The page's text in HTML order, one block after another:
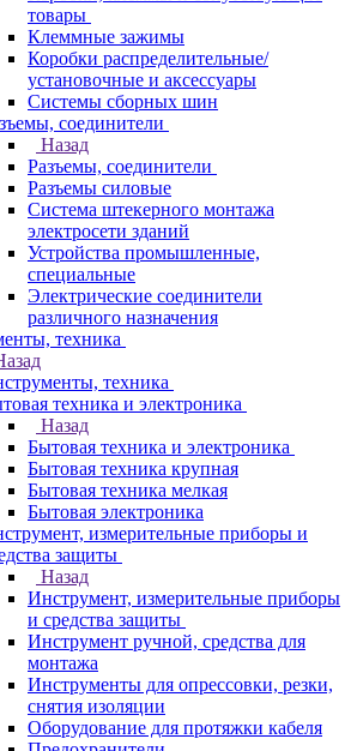
товары
Клеммные зажимы
Коробки распределительные/
установочные и аксессуары
Системы сборных шин
соединители
Назад
Разъемы, соединители
Разъемы силовые
Система штекерного монтажа
электросети зданий
Устройства промышленные,
специальные
Электрические соединители
различного назначения
техника
техника
техника и электроника
Назад
Бытовая техника и электроника
Бытовая техника крупная
Бытовая техника мелкая
Бытовая электроника
измерительные приборы и
защиты
Назад
Инструмент, измерительные приборы
и средства защиты
Инструмент ручной, средства для
монтажа
Инструменты для опрессовки, резки,
снятия изоляции
Оборудование для протяжки кабеля